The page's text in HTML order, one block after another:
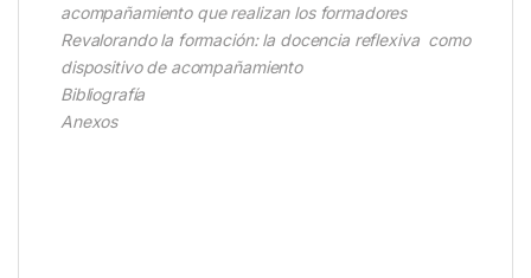
acompañamiento que realizan los formadores
Revalorando la formación: la docencia reflexiva como
dispositivo de acompañamiento
Bibliografía
Anexos